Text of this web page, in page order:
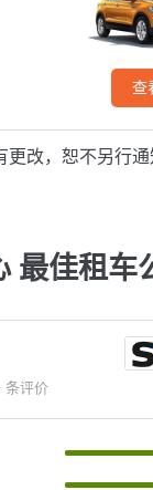
查
改，恕不另行通
最佳租车
条评价